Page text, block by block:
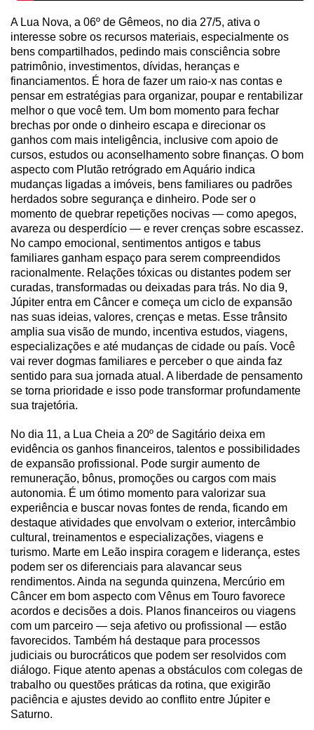
A Lua Nova, a 06º de Gêmeos, no dia 27/5, ativa o
interesse sobre os recursos materiais, especialmente os
bens compartilhados, pedindo mais consciência sobre
patrimônio, investimentos, dívidas, heranças e
financiamentos. É hora de fazer um raio-x nas contas e
pensar em estratégias para organizar, poupar e rentabilizar
melhor o que você tem. Um bom momento para fechar
brechas por onde o dinheiro escapa e direcionar os
ganhos com mais inteligência, inclusive com apoio de
cursos, estudos ou aconselhamento sobre finanças. O bom
aspecto com Plutão retrógrado em Aquário indica
mudanças ligadas a imóveis, bens familiares ou padrões
herdados sobre segurança e dinheiro. Pode ser o
momento de quebrar repetições nocivas — como apegos,
avareza ou desperdício — e rever crenças sobre escassez.
No campo emocional, sentimentos antigos e tabus
familiares ganham espaço para serem compreendidos
racionalmente. Relações tóxicas ou distantes podem ser
curadas, transformadas ou deixadas para trás. No dia 9,
Júpiter entra em Câncer e começa um ciclo de expansão
nas suas ideias, valores, crenças e metas. Esse trânsito
amplia sua visão de mundo, incentiva estudos, viagens,
especializações e até mudanças de cidade ou país. Você
vai rever dogmas familiares e perceber o que ainda faz
sentido para sua jornada atual. A liberdade de pensamento
se torna prioridade e isso pode transformar profundamente
sua trajetória.
No dia 11, a Lua Cheia a 20º de Sagitário deixa em
evidência os ganhos financeiros, talentos e possibilidades
de expansão profissional. Pode surgir aumento de
remuneração, bônus, promoções ou cargos com mais
autonomia. É um ótimo momento para valorizar sua
experiência e buscar novas fontes de renda, ficando em
destaque atividades que envolvam o exterior, intercâmbio
cultural, treinamentos e especializações, viagens e
turismo. Marte em Leão inspira coragem e liderança, estes
podem ser os diferenciais para alavancar seus
rendimentos. Ainda na segunda quinzena, Mercúrio em
Câncer em bom aspecto com Vênus em Touro favorece
acordos e decisões a dois. Planos financeiros ou viagens
com um parceiro — seja afetivo ou profissional — estão
favorecidos. Também há destaque para processos
judiciais ou burocráticos que podem ser resolvidos com
diálogo. Fique atento apenas a obstáculos com colegas de
trabalho ou questões práticas da rotina, que exigirão
paciência e ajustes devido ao conflito entre Júpiter e
Saturno.